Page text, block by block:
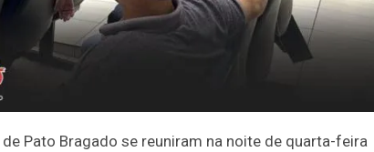
Pato Bragado se reuniram na noite de quarta-feira